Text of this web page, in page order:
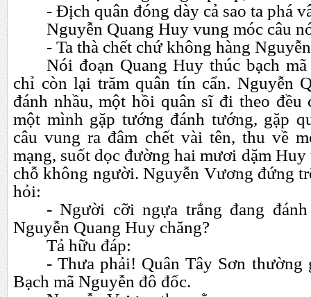
- Địch quân đóng dày cả sao ta phá
Nguyễn Quang Huy vung móc câu
- Ta thà chết chứ không hàng
Nói đoạn Quang Huy thúc bạch
chỉ còn lại trăm quân tín cẩn. Nguyễn
đánh nhầu, một hồi quân sĩ đi theo đều
một mình gặp tướng đánh tướng, gặp
câu vung ra đâm chết vài tên, thu về
mạng, suốt dọc đường hai mươi dặm
chỗ không người. Nguyễn Vương đứng
hỏi:
- Người cỡi ngựa trắng đang
Nguyễn Quang Huy chăng?
Tả hữu đáp:
- Thưa phải! Quân Tây Sơn thường
Bạch mã Nguyễn đô đốc.